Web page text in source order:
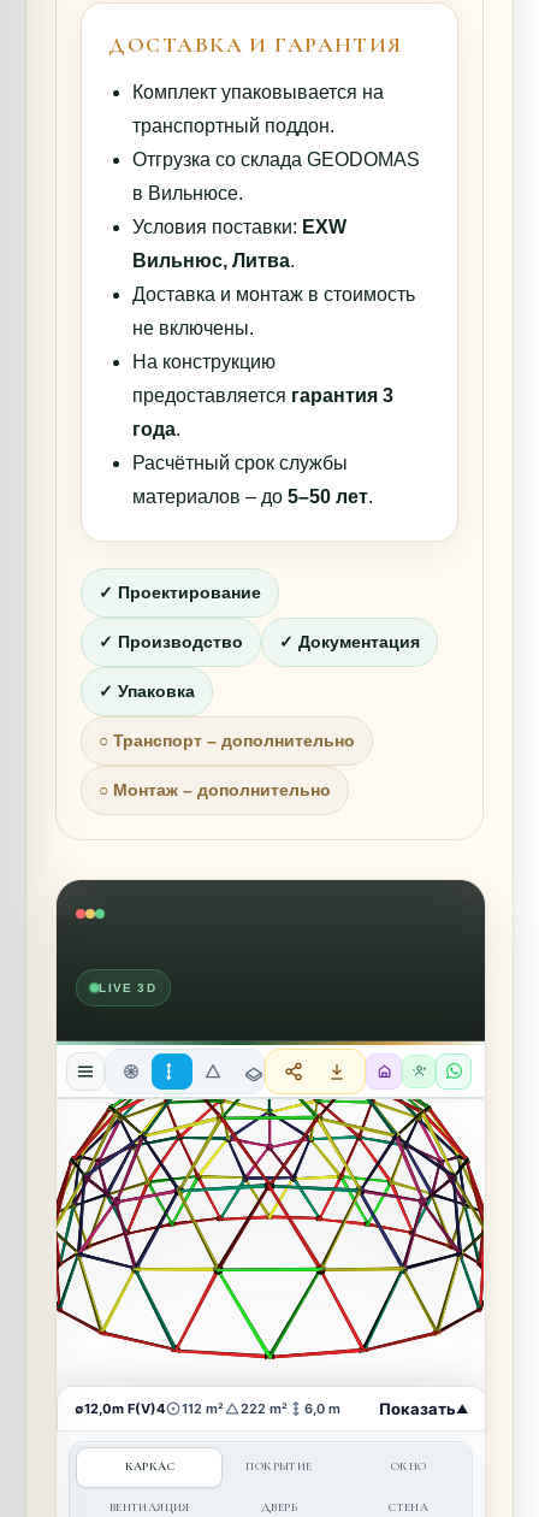
ДОСТАВКА И ГАРАНТИЯ
Комплект упаковывается на
транспортный поддон.
Отгрузка со склада GEODOMAS
в Вильнюсе.
Условия поставки: EXW
Вильнюс, Литва.
Доставка и монтаж в стоимость
не включены.
На конструкцию
предоставляется гарантия 3
года.
Расчётный срок службы
материалов – до5–50 лет.
✓ Проектирование
✓ Производство ✓ Документация
✓ Упаковка
○ Транспорт – дополнительно
○ Монтаж – дополнительно
LIVE 3D
КАРКАС ПОКРЫТИЕ ОКНО
ВЕНТИЛЯЦИЯ ДВЕРЬ СТЕНА